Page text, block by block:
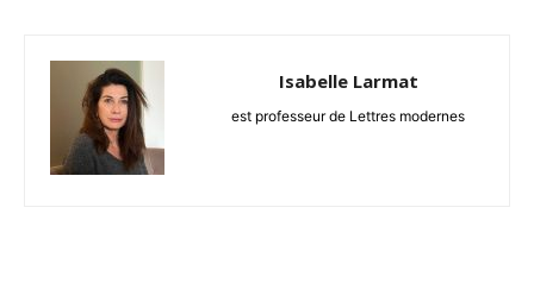
Isabelle Larmat
est professeur de Lettres modernes